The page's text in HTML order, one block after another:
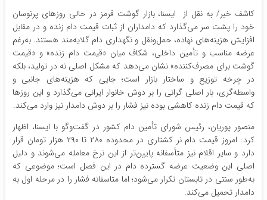
کاشف خبر/ به نقل از ایسنا، بازار گوشت قرمز در حالی روزهای پرنوسان
خود را پشت سر می‌گذارد که دامداران از ثبات قیمت دام زنده و در مقابل
افزایش هزینه‌های نهاده، حمل‌ونقل و نگهداری دام گلایه‌مند هستند. به‌رغم
عرضه مناسب و تأمین داخلی، شکاف میان «قیمت دام زنده» و «قیمت
گوشت برای مصرف‌کننده» نشان می‌دهد که مشکل اصلی نه در تولید، بلکه
در چرخه توزیع و ساختار بازار است؛ جایی که هزینه‌های جانبی و
واسطه‌گری، بار اصلی گرانی را بر دوش خانوار ایرانی می‌گذارد و این روزها
که قیمت دام زنده کاهشی بوده نیز فشار را بر دوش دامدار نیز وارد می‌کند.
منصور پوریان، رئیس شورای تأمین دام کشور در گفت‌وگو با ایسنا، اظهار
کرد: امروز قیمت دام نر کشتاری در محدوده ۲۸۰ تا ۲۹۰ هزار تومان قرار
دارد و سایر اقلام نیز متأسفانه پایین‌تر از این نرخ معامله می‌شوند و دلیل
اصلی این وضعیت عرضه گسترده دام در این فصل است؛ موضوعی که
به‌طور سنتی در تابستان تکرار می‌شود؛ اما متاسفانه فشار را در مرحله اول به
دامدار تحمیل می‌کند.